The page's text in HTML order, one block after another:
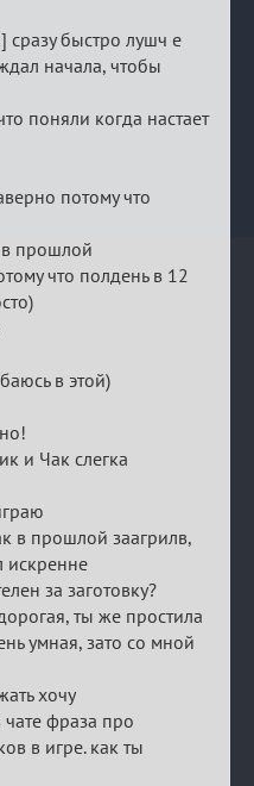
быстро лушч е
начала, чтобы
поняли когда настает
потому что
в прошлой
что полдень в 12
в этой)
и Чак слегка
в прошлой заагрилв,
искренне
за заготовку?
ты же простила
умная, зато со мной
хочу
фраза про
в игре. как ты